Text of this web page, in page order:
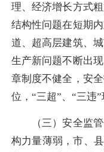
理、经济增长方式
结构性问题在短期
道、超高层建筑、
生产新问题不断出
章制度不健全，安
位，“三超”、“三违”
（三）安全监管
构力量薄弱，市、